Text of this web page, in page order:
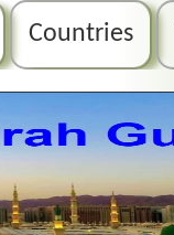
Countries